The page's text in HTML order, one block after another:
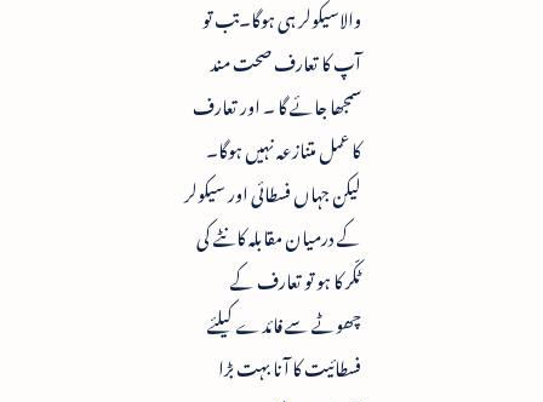
والاسیکولر ہی ہوگا۔تب تو
آپ کا تعارف صحت مند
سمجھا جائے گا ۔ اور تعارف
کا عمل متنازعہ نہیں ہوگا۔
لیکن جہاں فسطائی اور سیکولر
کے درمیان مقابلہ کانٹے کی
ٹکّر کا ہو تو تعارف کے
چھوٹے سے فائدے کیلئے
فسطائیت کا آنا بہت بڑا